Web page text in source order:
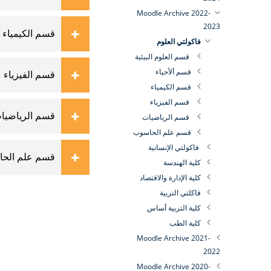
قسم الكيمياء
قسم الفيزياء
قسم
قسم علم
Moodle Archive 2022-
2023
فاكولتي العلوم
قسم العلوم البيئية
قسم ألأحياء
قسم الكيمياء
قسم الفيزياء
قسم الرياضيات
قسم علم الحاسوب
فاكولتي الإنسانية
كلية الهندسة
كلية الإدارة والاقتصاد
فاكلتي التربية
كلية التربية أساس
كلية الطب
Moodle Archive 2021-
2022
Moodle Archive 2020-